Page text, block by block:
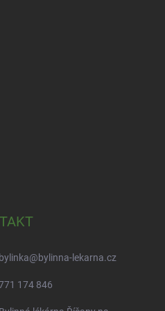
bylinka@bylinna-lekarna.cz
174 846